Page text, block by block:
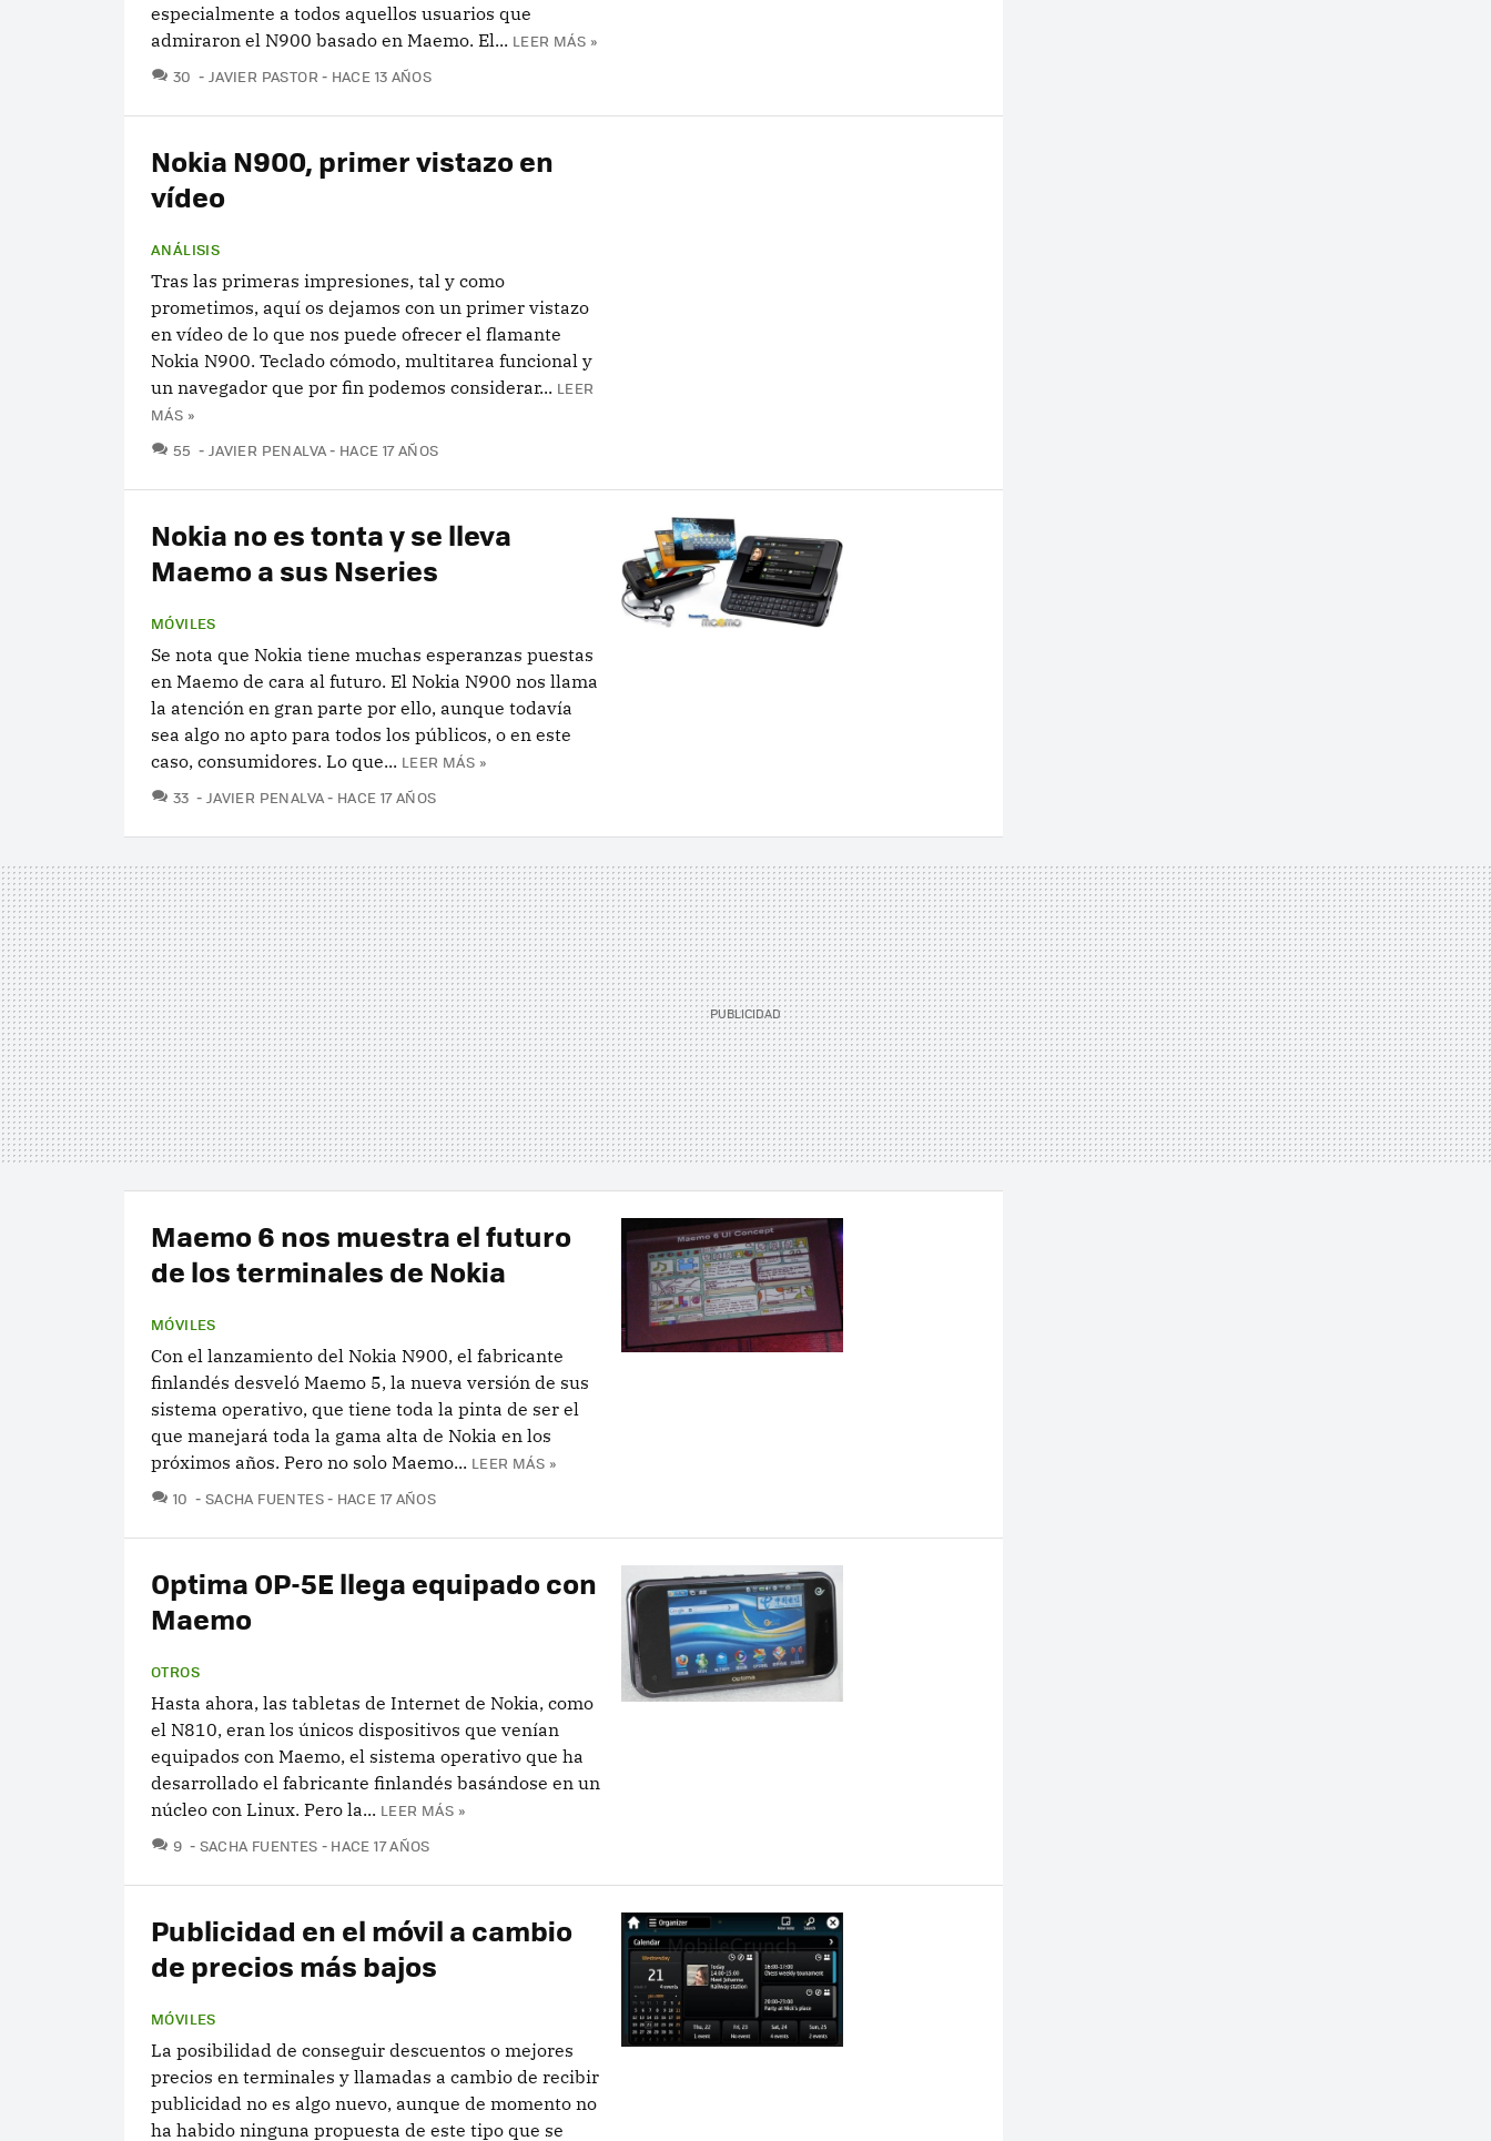
especialmente a todos aquellos usuarios que
admiraron el N900 basado en Maemo. El... LEER MÁS »
30 COMENTARIOS
JAVIER PASTOR HACE 13 AÑOS
Nokia N900, primer vistazo en
vídeo
ANÁLISIS
Tras las primeras impresiones, tal y como
prometimos, aquí os dejamos con un primer vistazo
en vídeo de lo que nos puede ofrecer el flamante
Nokia N900. Teclado cómodo, multitarea funcional y
un navegador que por fin podemos considerar... LEER
MÁS »
55 COMENTARIOS
JAVIER PENALVA HACE 17 AÑOS
Nokia no es tonta y se lleva
Maemo a sus Nseries
MÓVILES
Se nota que Nokia tiene muchas esperanzas puestas
en Maemo de cara al futuro. El Nokia N900 nos llama
la atención en gran parte por ello, aunque todavía
sea algo no apto para todos los públicos, o en este
caso, consumidores. Lo que... LEER MÁS »
33 COMENTARIOS
JAVIER PENALVA HACE 17 AÑOS
Maemo 6 nos muestra el futuro
de los terminales de Nokia
MÓVILES
Con el lanzamiento del Nokia N900, el fabricante
finlandés desveló Maemo 5, la nueva versión de sus
sistema operativo, que tiene toda la pinta de ser el
que manejará toda la gama alta de Nokia en los
próximos años. Pero no solo Maemo... LEER MÁS »
10 COMENTARIOS
SACHA FUENTES HACE 17 AÑOS
Optima OP-5E llega equipado con
Maemo
OTROS
Hasta ahora, las tabletas de Internet de Nokia, como
el N810, eran los únicos dispositivos que venían
equipados con Maemo, el sistema operativo que ha
desarrollado el fabricante finlandés basándose en un
núcleo con Linux. Pero la... LEER MÁS »
9 COMENTARIOS
SACHA FUENTES HACE 17 AÑOS
Publicidad en el móvil a cambio
de precios más bajos
MÓVILES
La posibilidad de conseguir descuentos o mejores
precios en terminales y llamadas a cambio de recibir
publicidad no es algo nuevo, aunque de momento no
ha habido ninguna propuesta de este tipo que se